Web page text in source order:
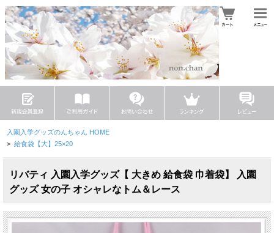
入園入学グッズのんちゃん HOME
> 給食袋【大】25×20
リバティ 入園入学グッズ【 大きめ 給食袋 巾着袋】 入園
グッズ 女の子 オシャレなトム＆レース